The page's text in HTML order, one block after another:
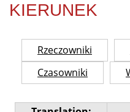
KIERUNEK
Rzeczowniki
Czasowniki